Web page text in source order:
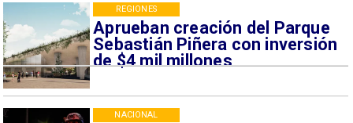
Aprueban creación del Parque
Sebastián Piñera con inversión
de $4 mil millones
REGIONES
NACIONAL